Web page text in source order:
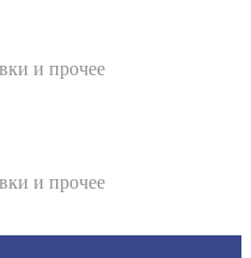
и прочее
и прочее